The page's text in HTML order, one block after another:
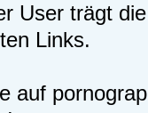
User trägt
Links.
auf